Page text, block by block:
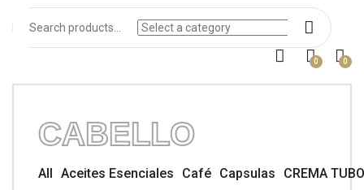
0
0
CABELLO
All Aceites Esenciales Café Capsulas CREMA TUBO